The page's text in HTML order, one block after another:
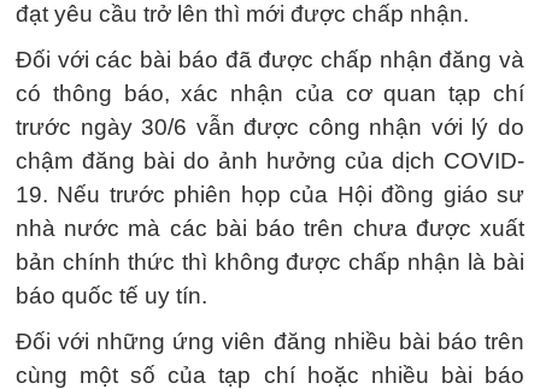
đạt yêu cầu trở lên thì mới được chấp nhận.
Đối với các bài báo đã được chấp nhận đăng và
có thông báo, xác nhận của cơ quan tạp chí
trước ngày 30/6 vẫn được công nhận với lý do
chậm đăng bài do ảnh hưởng của dịch COVID-
19. Nếu trước phiên họp của Hội đồng giáo sư
nhà nước mà các bài báo trên chưa được xuất
bản chính thức thì không được chấp nhận là bài
báo quốc tế uy tín.
Đối với những ứng viên đăng nhiều bài báo trên
cùng một số của tạp chí hoặc nhiều bài báo